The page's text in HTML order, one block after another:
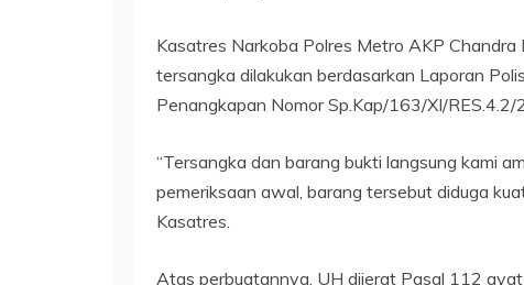
Kasatres Narkoba Polres Metro AKP
tersangka dilakukan berdasarkan Laporan
Penangkapan Nomor Sp.Kap/163/XI/RES.4.2/
“Tersangka dan barang bukti langsung kami
pemeriksaan awal, barang tersebut diduga
Kasatres.
Atas perbuatannya, UH dijerat Pasal 112